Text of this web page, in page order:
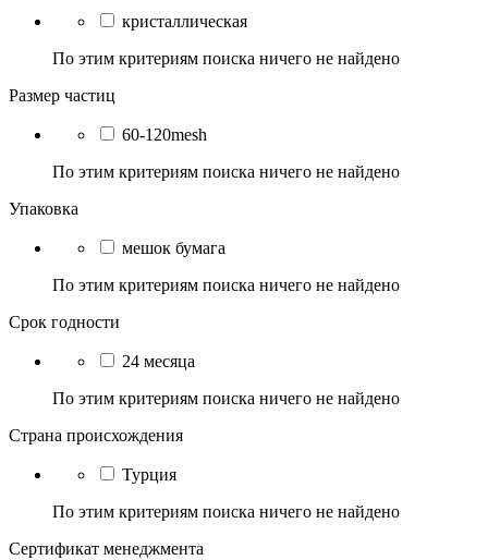
кристаллическая
По этим критериям поиска ничего не найдено
Размер частиц
60-120mesh
По этим критериям поиска ничего не найдено
Упаковка
мешок бумага
По этим критериям поиска ничего не найдено
Срок годности
24 месяца
По этим критериям поиска ничего не найдено
Страна происхождения
Турция
По этим критериям поиска ничего не найдено
Сертификат менеджмента